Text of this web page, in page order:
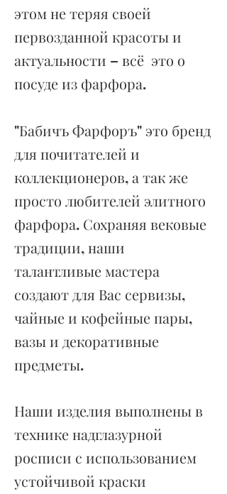
этом не теряя своей
первозданной красоты и
актуальности – всё это о
посуде из фарфора.
"Бабичъ Фарфоръ" это бренд
для почитателей и
коллекционеров, а так же
просто любителей элитного
фарфора. Сохраняя вековые
традиции, наши
талантливые мастера
создают для Вас сервизы,
чайные и кофейные пары,
вазы и декоративные
предметы.
Наши изделия выполнены в
технике надглазурной
росписи с использованием
устойчивой краски